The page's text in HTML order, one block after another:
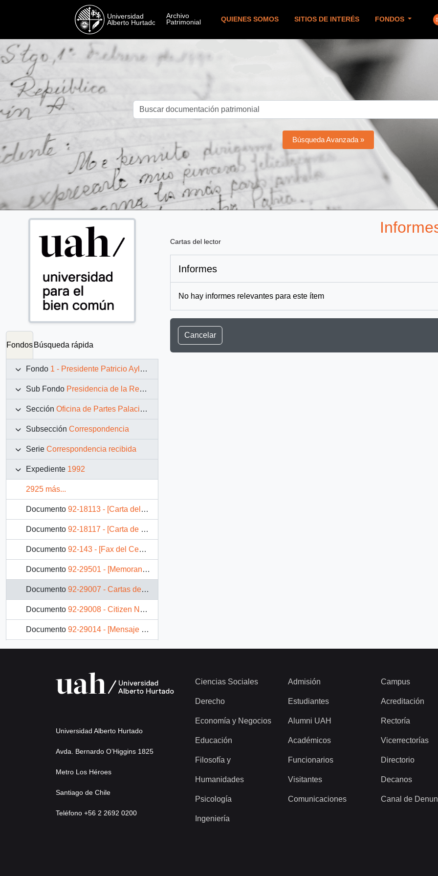
QUIENES SOMOS SITIOS DE INTERÉS FONDOS
Búsqueda Avanzada »
Fondos Búsqueda rápida
Fondo 1 - Presidente Patricio Aylwin Azócar (1990-1994)
Sub Fondo Presidencia de la República (11 marzo 1990 – 11 marzo 1994)
Sección Oficina de Partes Palacio de La Moneda
Subsección Correspondencia
Serie Correspondencia recibida
Expediente 1992
2925 más...
Documento 92-18113 - [Carta del Comité Chileno del Consejo Económico de la Cuenca del Pacífico dirigida al Presidente Patricio Aylwin]
Documento 92-18117 - [Carta de la Organización de los Estados Americanos dirigida al Presidente Patricio Aylwin]
Documento 92-143 - [Fax del Centro de Estudios Latinoamericanos]
Documento 92-29501 - [Memorandum N° 41 de Departamento de Correspondencia y Archivo, envía fotocopia de correspondencia]
Documento 92-29007 - Cartas del lector
Documento 92-29008 - Citizen Nuclear Information Center
Documento 92-29014 - [Mensaje antirreligioso]
Documento 92-29532 - [Expresan preocupación por la situación de derechos humanos del pueblo mapuche]
897 más...
Cartas del lector
Informes
No hay informes relevantes para este ítem
Cancelar
Universidad Alberto Hurtado
Avda. Bernardo O’Higgins 1825
Metro Los Héroes
Santiago de Chile
Teléfono +56 2 2692 0200
Ciencias Sociales
Derecho
Economía y Negocios
Educación
Filosofía y
Humanidades
Psicología
Ingeniería
Admisión
Estudiantes
Alumni UAH
Académicos
Funcionarios
Visitantes
Comunicaciones
Campus
Acreditación
Rectoría
Vicerrectorías
Directorio
Decanos
Canal de